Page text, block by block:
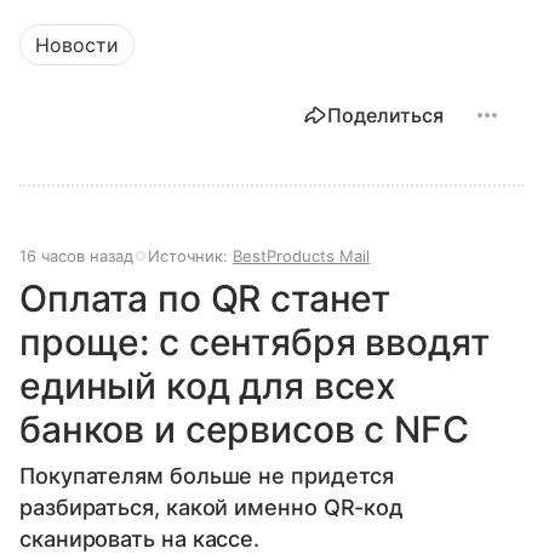
Новости
Поделиться
16 часов назад Источник: BestProducts Mail
Оплата по QR станет
проще: с сентября вводят
единый код для всех
банков и сервисов с NFC
Покупателям больше не придется
разбираться, какой именно QR-код
сканировать на кассе.